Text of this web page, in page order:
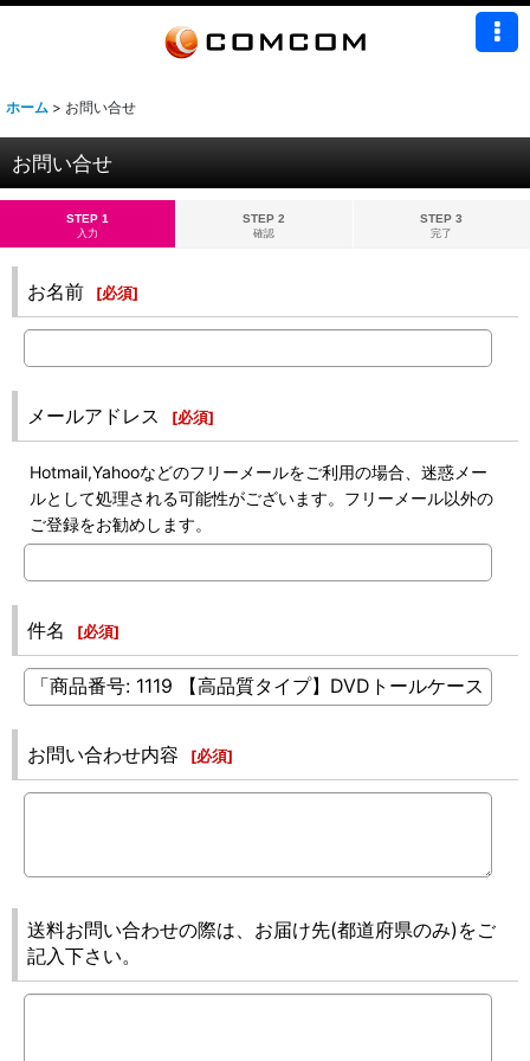
ホーム > お問い合せ
お問い合せ
STEP 1
入力
STEP 2
確認
STEP 3
完了
お名前 [必須]
メールアドレス [必須]
Hotmail,Yahooなどのフリーメールをご利用の場合、迷惑メー
ルとして処理される可能性がございます。フリーメール以外の
ご登録をお勧めします。
件名 [必須]
お問い合わせ内容 [必須]
送料お問い合わせの際は、お届け先(都道府県のみ)をご
記入下さい。